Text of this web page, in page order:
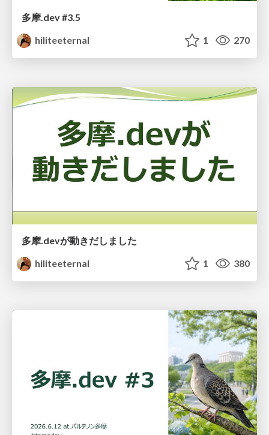
多摩.dev #3.5
hiliteeternal
1 270
多摩.devが動きだしました
hiliteeternal
1 380